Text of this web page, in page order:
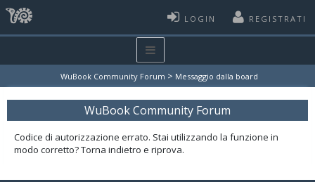
LOGIN REGISTRATI
WuBook Community Forum > Messaggio dalla board
WuBook Community Forum
Codice di autorizzazione errato. Stai utilizzando la funzione in
modo corretto? Torna indietro e riprova.